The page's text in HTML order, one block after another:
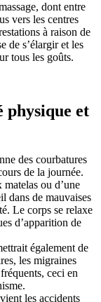
dont entre
vers les centres
à raison de
de s’élargir et les
tous les goûts.
physique et
des courbatures
de la journée.
ou d’une
dans de mauvaises
Le corps se relaxe
d’apparition de
également de
les migraines
ceci en
les accidents